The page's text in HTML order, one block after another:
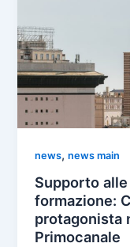
news,news main
Supporto
formazione:
protagonista
Primocanale